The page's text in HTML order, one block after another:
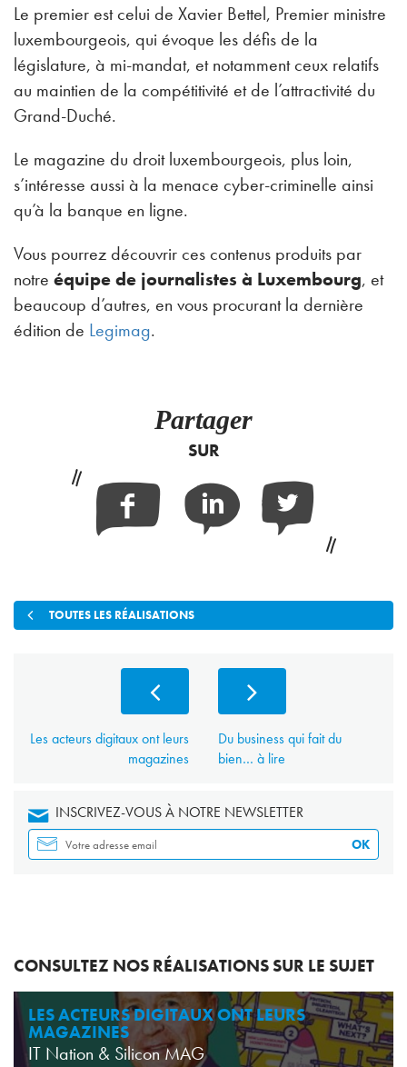
Le premier est celui de Xavier Bettel, Premier ministre
luxembourgeois, qui évoque les défis de la
législature, à mi-mandat, et notamment ceux relatifs
au maintien de la compétitivité et de l’attractivité du
Grand-Duché.
Le magazine du droit luxembourgeois, plus loin,
s’intéresse aussi à la menace cyber-criminelle ainsi
qu’à la banque en ligne.
Vous pourrez découvrir ces contenus produits par
notre équipe de journalistes à Luxembourg, et
beaucoup d’autres, en vous procurant la dernière
édition de Legimag.
Partager
SUR
TOUTES LES RÉALISATIONS
Les acteurs digitaux ont leurs
magazines
Du business qui fait du
bien… à lire
INSCRIVEZ-VOUS À NOTRE NEWSLETTER
OK
CONSULTEZ NOS RÉALISATIONS SUR LE SUJET
LES ACTEURS DIGITAUX ONT LEURS
MAGAZINES
IT Nation & Silicon MAG